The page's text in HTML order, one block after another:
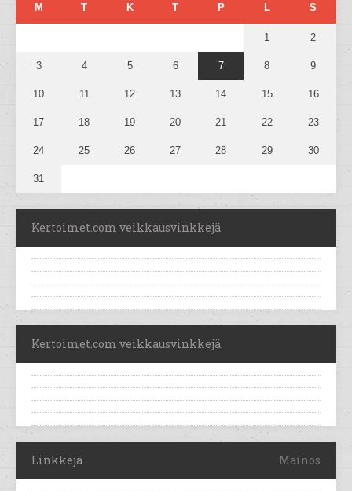
M T K T P L S
1 2
3 4 5 6 7 8 9
10 11 12 13 14 15 16
17 18 19 20 21 22 23
24 25 26 27 28 29 30
31
Kertoimet.com veikkausvinkkejä
Kertoimet.com veikkausvinkkejä
Linkkejä Mainos